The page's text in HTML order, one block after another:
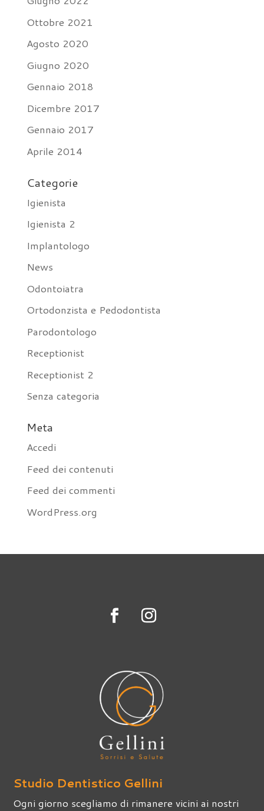
Ottobre 2021
Agosto 2020
Giugno 2020
Gennaio 2018
Dicembre 2017
Gennaio 2017
Aprile 2014
Categorie
Igienista
Igienista 2
Implantologo
News
Odontoiatra
Ortodonzista e Pedodontista
Parodontologo
Receptionist
Receptionist 2
Senza categoria
Meta
Accedi
Feed dei contenuti
Feed dei commenti
WordPress.org
Studio Dentistico Gellini
Ogni giorno scegliamo di rimanere vicini ai nostri